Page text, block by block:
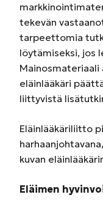
tekevän
tarpeettomia
löytämiseksi, jos
eläinlääkäri
liittyvistä
Eläinlääkäriliitto
kuvan
Eläimen